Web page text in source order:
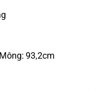
93,2cm